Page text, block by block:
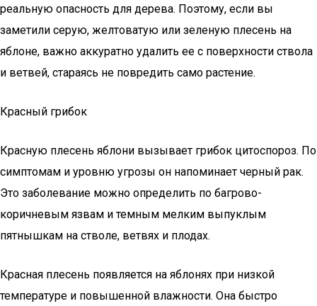
реальную опасность для дерева. Поэтому, если вы
заметили серую, желтоватую или зеленую плесень на
яблоне, важно аккуратно удалить ее с поверхности ствола
и ветвей, стараясь не повредить само растение.
Красный грибок
Красную плесень яблони вызывает грибок цитоспороз. По
симптомам и уровню угрозы он напоминает черный рак.
Это заболевание можно определить по багрово-
коричневым язвам и темным мелким выпуклым
пятнышкам на стволе, ветвях и плодах.
Красная плесень появляется на яблонях при низкой
температуре и повышенной влажности. Она быстро